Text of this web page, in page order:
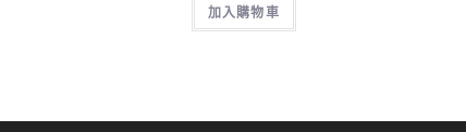
加入購物車